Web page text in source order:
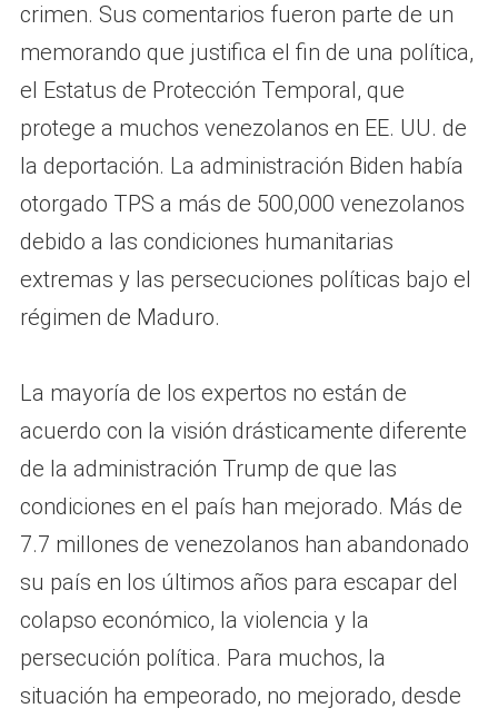
crimen. Sus comentarios fueron parte de un
memorando que justifica el fin de una política,
el Estatus de Protección Temporal, que
protege a muchos venezolanos en EE. UU. de
la deportación. La administración Biden había
otorgado TPS a más de 500,000 venezolanos
debido a las condiciones humanitarias
extremas y las persecuciones políticas bajo el
régimen de Maduro.
La mayoría de los expertos no están de
acuerdo con la visión drásticamente diferente
de la administración Trump de que las
condiciones en el país han mejorado. Más de
7.7 millones de venezolanos han abandonado
su país en los últimos años para escapar del
colapso económico, la violencia y la
persecución política. Para muchos, la
situación ha empeorado, no mejorado, desde